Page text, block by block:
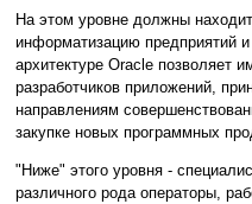
На этом уровне должны
информатизацию предприятий
архитектуре Oracle позволяет
разработчиков приложений,
направлениям
закупке новых программных
"Ниже" этого уровня -
различного рода операторы,